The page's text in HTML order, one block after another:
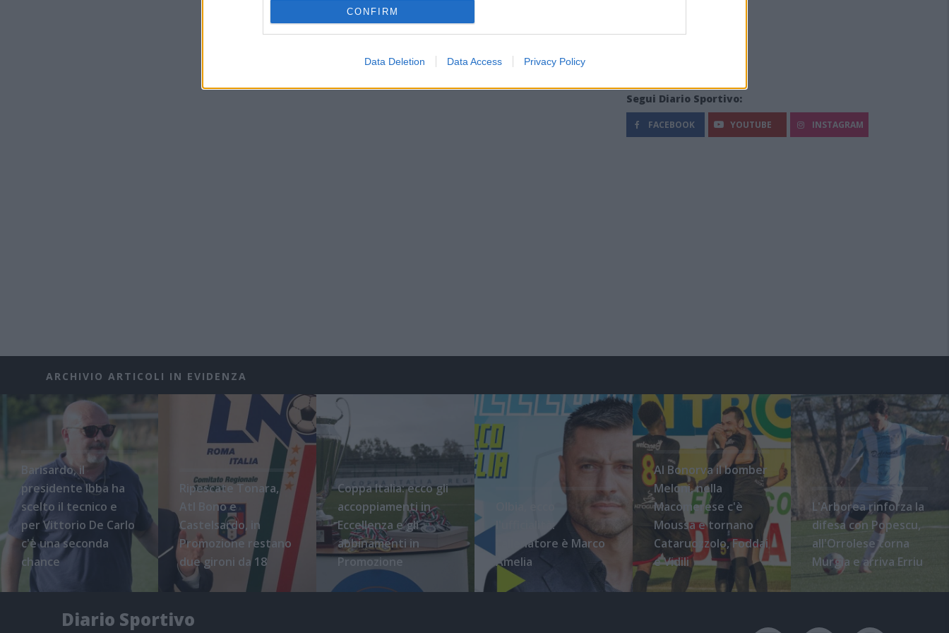
CONFIRM
Data Deletion Data Access Privacy Policy
Segui Diario Sportivo:
FACEBOOK YOUTUBE INSTAGRAM
ARCHIVIO ARTICOLI IN EVIDENZA
Barisardo, il
presidente Ibba ha
scelto il tecnico e
per Vittorio De Carlo
c'è una seconda
chance
Ripescate Tonara,
Atl Bono e
Castelsardo, in
Promozione restano
due gironi da 18
Coppa Italia: ecco gli
accoppiamenti in
Eccellenza e gli
abbinamenti in
Promozione
l'ufficialità:
l'allenatore è Marco
Amelia
Al Bonorva il bomber
Meloni, nella
Macomerese c'è
Moussa e tornano
Cataruozzolo, Foddai
e Vidili
L'Arborea rinforza la
difesa con Popescu,
all'Orrolese torna
Murgia e arriva Erriu
Diario Sportivo